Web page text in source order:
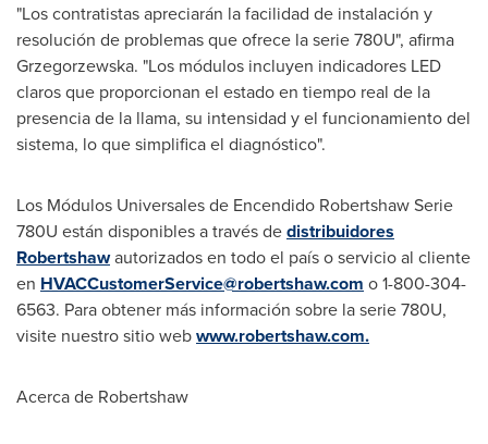
"Los contratistas apreciarán la facilidad de instalación y
resolución de problemas que ofrece la serie 780U", afirma
Grzegorzewska. "Los módulos incluyen indicadores LED
claros que proporcionan el estado en tiempo real de la
presencia de la llama, su intensidad y el funcionamiento del
sistema, lo que simplifica el diagnóstico".
Los Módulos Universales de Encendido Robertshaw Serie
780U están disponibles a través dedistribuidores
Robertshawautorizados en todo el país o servicio al cliente
en HVACCustomerService@robertshaw.com o 1-800-304-
6563. Para obtener más información sobre la serie 780U,
visite nuestro sitio webwww.robertshaw.com.
Acerca de Robertshaw